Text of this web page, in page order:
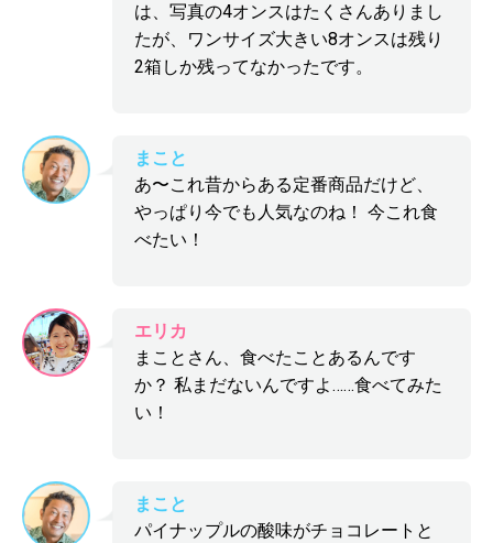
は、写真の4オンスはたくさんありまし
たが、ワンサイズ大きい8オンスは残り
2箱しか残ってなかったです。
まこと
あ〜これ昔からある定番商品だけど、
やっぱり今でも人気なのね！ 今これ食
べたい！
エリカ
まことさん、食べたことあるんです
か？ 私まだないんですよ……食べてみた
い！
まこと
パイナップルの酸味がチョコレートと